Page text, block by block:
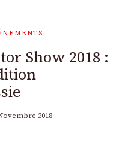
Show 2018 :
2018